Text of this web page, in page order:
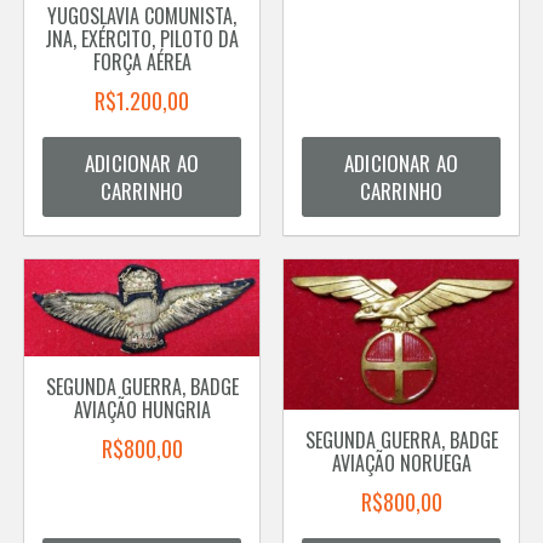
YUGOSLAVIA COMUNISTA,
JNA, EXÉRCITO, PILOTO DA
FORÇA AÉREA
R$1.200,00
ADICIONAR AO
CARRINHO
ADICIONAR AO
CARRINHO
SEGUNDA GUERRA, BADGE
AVIAÇÃO HUNGRIA
R$800,00 SEGUNDA GUERRA, BADGE
AVIAÇÃO NORUEGA
R$800,00